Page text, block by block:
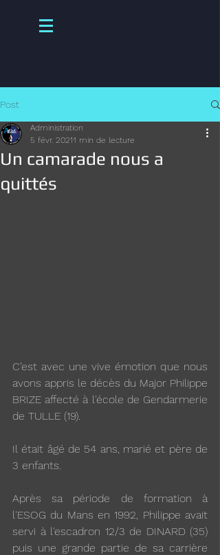
Post
Un camarade nous a
quittés
Administration
5 févr. 20211 min de lecture
C’est avec une vive émotion que nous
avons appris le décès du Major Philippe
BRIZE affecté à l'école de Gendarmerie
de TULLE (19).
Il était âgé de 54 ans, marié et père de
3 enfants.
Après sa période de formation à
l'ESOG du Mans en 1992, Philippe avait
servi à l'escadron 12/3 de DINARD (35)
puis une grande partie de sa carrière